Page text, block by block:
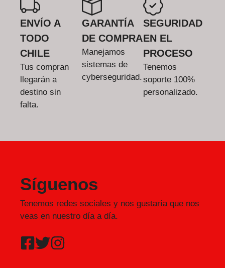
ENVÍO A
TODO
CHILE
Tus compran
llegarán a
destino sin
falta.
GARANTÍA
DE COMPRA
Manejamos
sistemas de
cyberseguridad.
SEGURIDAD
EN EL
PROCESO
Tenemos
soporte 100%
personalizado.
Síguenos
Tenemos redes sociales y nos gustaría que nos
veas en nuestro día a día.